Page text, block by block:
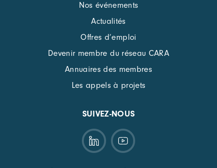
Nos événements
Actualités
Offres d’emploi
Devenir membre du réseau CARA
Annuaires des membres
Les appels à projets
SUIVEZ-NOUS